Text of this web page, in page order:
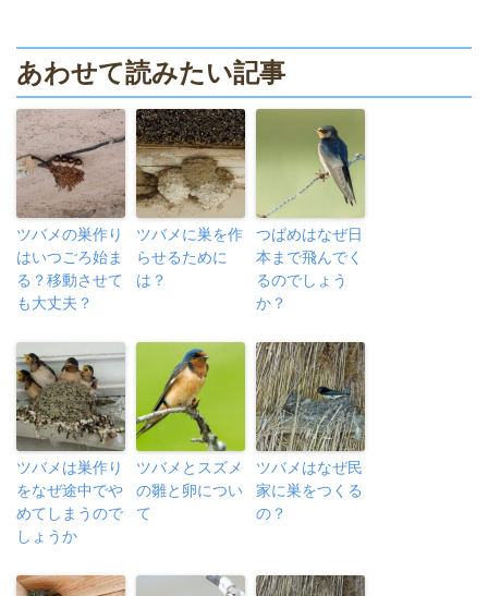
あわせて読みたい記事
ツバメの巣作り
はいつごろ始ま
る？移動させて
も大丈夫？
ツバメに巣を作
らせるために
は？
つばめはなぜ日
本まで飛んでく
るのでしょう
か？
ツバメは巣作り
をなぜ途中でや
めてしまうので
しょうか
ツバメとスズメ
の雛と卵につい
て
ツバメはなぜ民
家に巣をつくる
の？